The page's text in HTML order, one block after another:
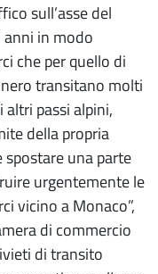
sull’asse del
in modo
che per quello di
transitano molti
passi alpini,
della propria
una parte
urgentemente le
vicino a Monaco”,
di commercio
di transito